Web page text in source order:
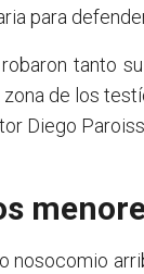
para
tanto
de los
Diego
nosocomio